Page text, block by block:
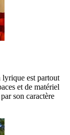
lyrique est partout
et de matériel
son caractère